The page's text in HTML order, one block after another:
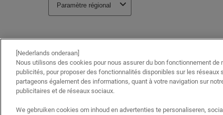
[Nederlands onderaan]
Nous utilisons des cookies pour nous assurer du bon fonctionnement de
publicités, pour proposer des fonctionnalités disponibles sur les réseaux
partageons également des informations, quant à votre navigation sur
publicitaires et de réseaux sociaux.
We gebruiken cookies om inhoud en advertenties te personaliseren,